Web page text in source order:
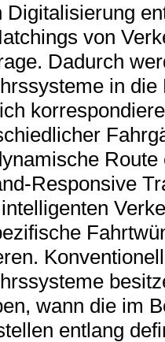
Digitalisierung
von
Dadurch
in
Responsive
wann die im
entlang